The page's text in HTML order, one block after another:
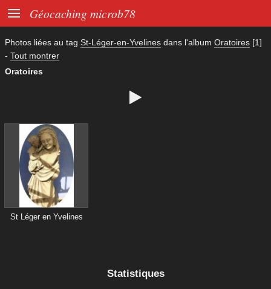
 Géocaching microb78
Photos liées au tag St-Léger-en-Yvelines dans l'album Oratoires [1]
- Tout montrer
Oratoires

St Léger en Yvelines
Statistiques